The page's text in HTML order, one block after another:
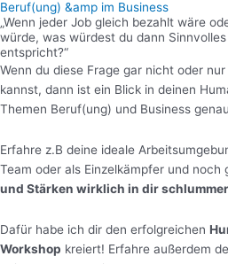
Beruf(ung) &amp im Business
„Wenn jeder Job gleich bezahlt wäre
würde, was würdest du dann
entspricht?“
Wenn du diese Frage gar nicht oder
kannst, dann ist ein Blick in deinen
Themen Beruf(ung) und Business
Erfahre z.B deine ideale
Team oder als Einzelkämpfer und noch
und Stärken wirklich in dir
Dafür habe ich dir den erfolgreichen
Workshop kreiert! Erfahre außerdem